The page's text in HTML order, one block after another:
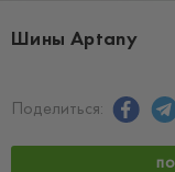
Шины Aptany
Поделиться: